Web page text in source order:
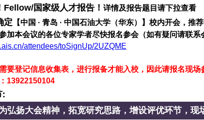
Fellow/国家级人才报告！ 详情及报告题目请下拉查看
定 【中国 · 青岛 · 中国石油大学（华东）】校内开会， 推
加本会议的各位专家学者尽快报名参会（如有疑问请联系
attendees/toSignUp/2UZQME
要登记信息收集表，进行报备才能入校，因此请报名现
13922150104
:
弘扬大会精神，拓宽研究思路，增设评优环节，现